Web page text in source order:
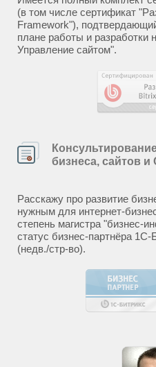
(в том числе сертификат
Framework"),
плане работы и разработки
Управление сайтом".
бизнеса, сайтов и
Расскажу про развитие
нужным для интернет-
степень магистра "бизнес-
статус бизнес-партнёра
(недв./стр-во).